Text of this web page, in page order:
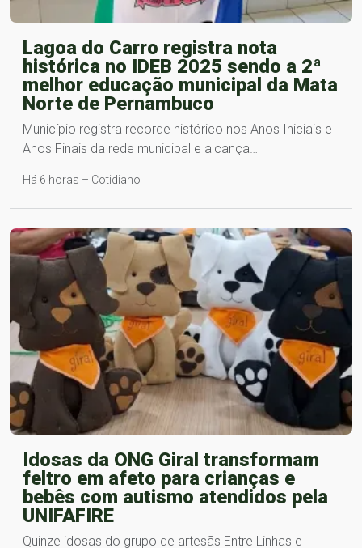
Lagoa do Carro registra nota
histórica no IDEB 2025 sendo a 2ª
melhor educação municipal da Mata
Norte de Pernambuco
Município registra recorde histórico nos Anos Iniciais e
Anos Finais da rede municipal e alcança…
Há 6 horas – Cotidiano
Idosas da ONG Giral transformam
feltro em afeto para crianças e
bebês com autismo atendidos pela
UNIFAFIRE
Quinze idosas do grupo de artesãs Entre Linhas e